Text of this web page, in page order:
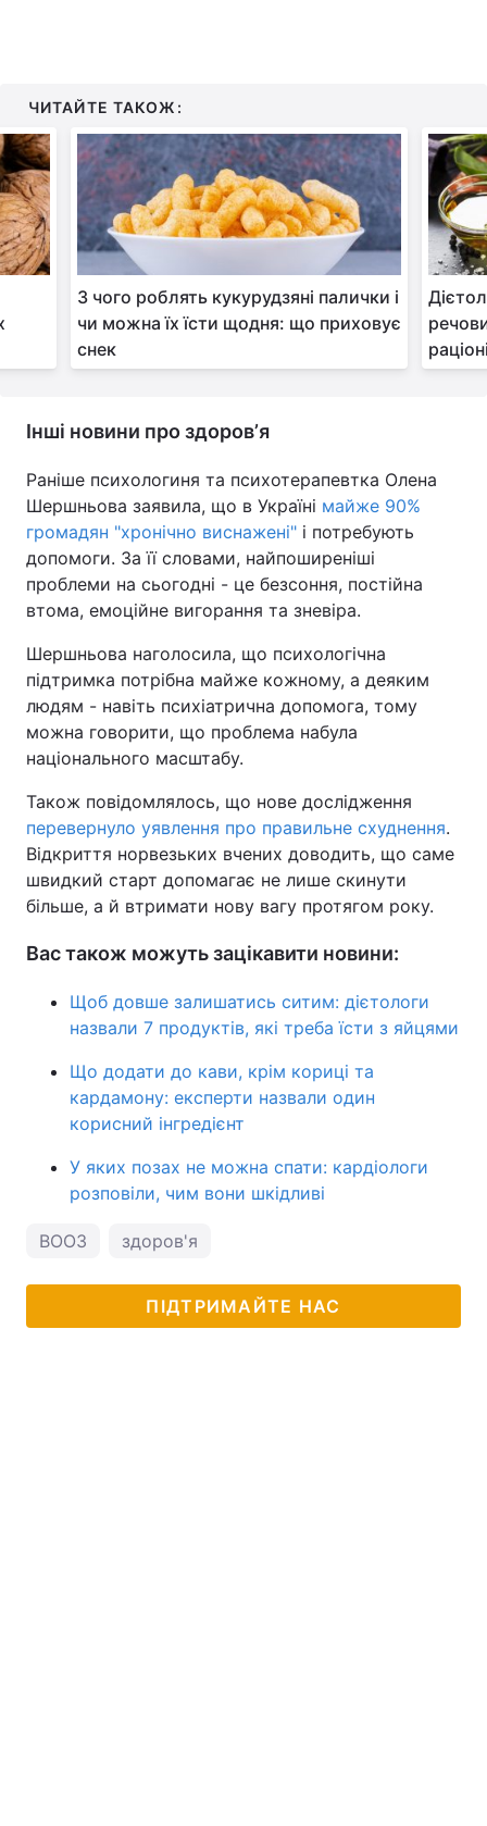
ЧИТАЙТЕ ТАКОЖ:
З чого роблять кукурудзяні палички і
чи можна їх їсти щодня: що приховує
снек
Інші новини про здоровʼя
Раніше психологиня та психотерапевтка Олена
Шершньова заявила, що в Україні майже 90%
громадян "хронічно виснажені" і потребують
допомоги. За її словами, найпоширеніші
проблеми на сьогодні - це безсоння, постійна
втома, емоційне вигорання та зневіра.
Шершньова наголосила, що психологічна
підтримка потрібна майже кожному, а деяким
людям - навіть психіатрична допомога, тому
можна говорити, що проблема набула
національного масштабу.
Також повідомлялось, що нове дослідження
перевернуло уявлення про правильне схуднення.
Відкриття норвезьких вчених доводить, що саме
швидкий старт допомагає не лише скинути
більше, а й втримати нову вагу протягом року.
Вас також можуть зацікавити новини:
Щоб довше залишатись ситим: дієтологи
назвали 7 продуктів, які треба їсти з яйцями
Що додати до кави, крім кориці та
кардамону: експерти назвали один
корисний інгредієнт
У яких позах не можна спати: кардіологи
розповіли, чим вони шкідливі
ВООЗ здоров'я
ПІДТРИМАЙТЕ НАС